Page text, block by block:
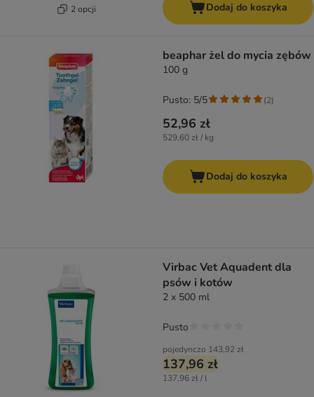
2 opcji Dodaj do koszyka
beaphar żel do mycia zębów
100 g
52,96 zł
529,60 zł / kg
Pusto: 5/5 (2)
Dodaj do koszyka
Virbac Vet Aquadent dla
psów i kotów
2 x 500 ml
pojedynczo 143,92 zł
137,96 zł
137,96 zł / l
Pusto